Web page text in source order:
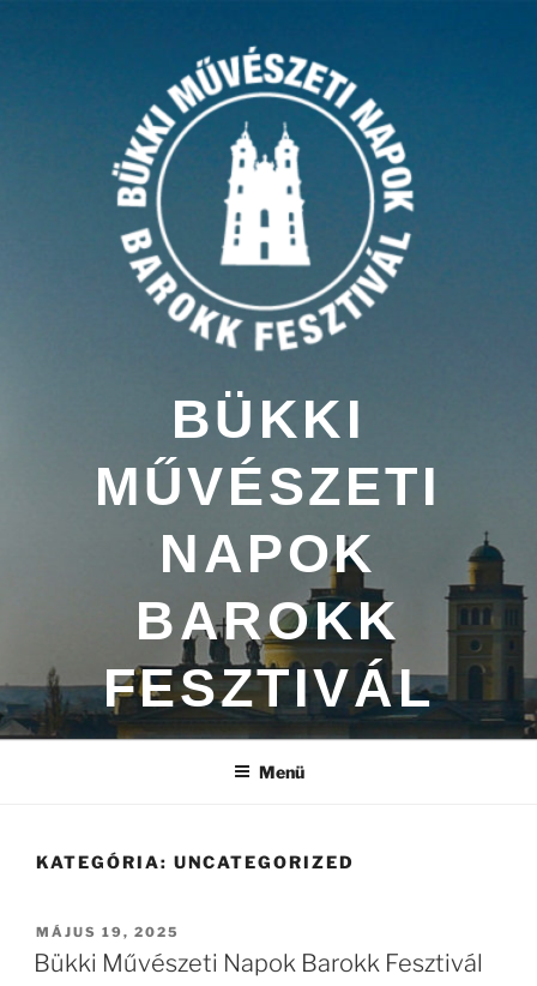
BÜKKI
MŰVÉSZETI
NAPOK
BAROKK
FESZTIVÁL
Menü
KATEGÓRIA: UNCATEGORIZED
BEKÜLDVE:
MÁJUS 19, 2025
Bükki Művészeti Napok Barokk Fesztivál